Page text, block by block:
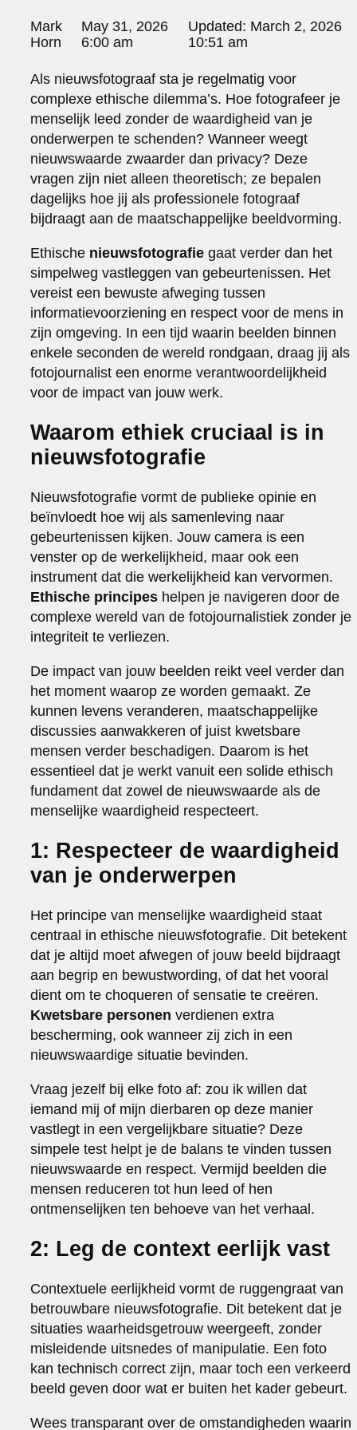
portraits 3
fd gazellen 2014
het zuiderlicht
thomas van luyn
various
parool christmas special
editorial
travel
commercial
fashion
contact
info@markhorn.nl
+31650600601
about
Posted
by:
Mark
Horn
May 31, 2026
6:00 am
Updated: March 2, 2026
10:51 am
Als nieuwsfotograaf sta je regelmatig voor
complexe ethische dilemma’s. Hoe fotografeer je
menselijk leed zonder de waardigheid van je
onderwerpen te schenden? Wanneer weegt
nieuwswaarde zwaarder dan privacy? Deze
vragen zijn niet alleen theoretisch; ze bepalen
dagelijks hoe jij als professionele fotograaf
bijdraagt aan de maatschappelijke beeldvorming.
Ethische nieuwsfotografie gaat verder dan het
simpelweg vastleggen van gebeurtenissen. Het
vereist een bewuste afweging tussen
informatievoorziening en respect voor de mens in
zijn omgeving. In een tijd waarin beelden binnen
enkele seconden de wereld rondgaan, draag jij als
fotojournalist een enorme verantwoordelijkheid
voor de impact van jouw werk.
Waarom ethiek cruciaal is in
nieuwsfotografie
Nieuwsfotografie vormt de publieke opinie en
beïnvloedt hoe wij als samenleving naar
gebeurtenissen kijken. Jouw camera is een
venster op de werkelijkheid, maar ook een
instrument dat die werkelijkheid kan vervormen.
Ethische principes helpen je navigeren door de
complexe wereld van de fotojournalistiek zonder je
integriteit te verliezen.
De impact van jouw beelden reikt veel verder dan
het moment waarop ze worden gemaakt. Ze
kunnen levens veranderen, maatschappelijke
discussies aanwakkeren of juist kwetsbare
mensen verder beschadigen. Daarom is het
essentieel dat je werkt vanuit een solide ethisch
fundament dat zowel de nieuwswaarde als de
menselijke waardigheid respecteert.
1: Respecteer de waardigheid
van je onderwerpen
Het principe van menselijke waardigheid staat
centraal in ethische nieuwsfotografie. Dit betekent
dat je altijd moet afwegen of jouw beeld bijdraagt
aan begrip en bewustwording, of dat het vooral
dient om te choqueren of sensatie te creëren.
Kwetsbare personen verdienen extra
bescherming, ook wanneer zij zich in een
nieuwswaardige situatie bevinden.
Vraag jezelf bij elke foto af: zou ik willen dat
iemand mij of mijn dierbaren op deze manier
vastlegt in een vergelijkbare situatie? Deze
simpele test helpt je de balans te vinden tussen
nieuwswaarde en respect. Vermijd beelden die
mensen reduceren tot hun leed of hen
ontmenselijken ten behoeve van het verhaal.
2: Leg de context eerlijk vast
Contextuele eerlijkheid vormt de ruggengraat van
betrouwbare nieuwsfotografie. Dit betekent dat je
situaties waarheidsgetrouw weergeeft, zonder
misleidende uitsnedes of manipulatie. Een foto
kan technisch correct zijn, maar toch een verkeerd
beeld geven door wat er buiten het kader gebeurt.
Wees transparant over de omstandigheden waarin